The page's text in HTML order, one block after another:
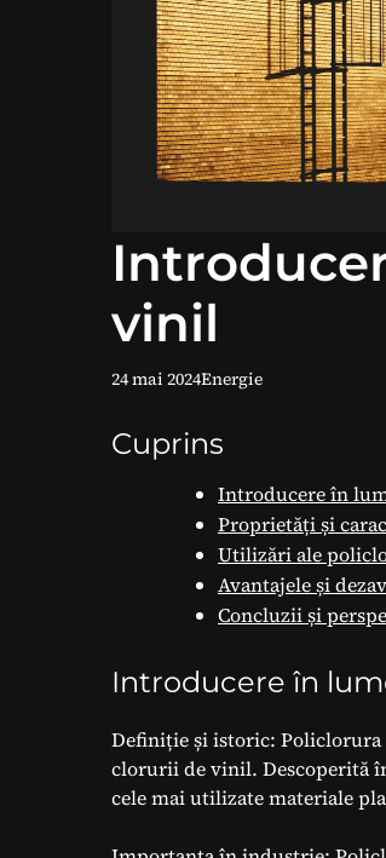
vinil
24 mai 2024Energie
Cuprins
Introducere în
Proprietăți și
Utilizări ale
Avantajele și
Concluzii și
Introducere în
Definiție și istoric:
clorurii de vinil. Descoperită
cele mai utilizate materiale